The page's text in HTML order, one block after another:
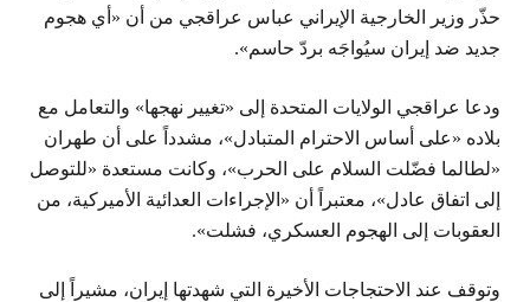
حذّر وزير الخارجية الإيراني عباس عراقجي من أن «أي هجوم
جديد ضد إيران سيُواجَه بردّ حاسم».
ودعا عراقجي الولايات المتحدة إلى «تغيير نهجها» والتعامل مع
بلاده «على أساس الاحترام المتبادل»، مشدداً على أن طهران
«لطالما فضّلت السلام على الحرب»، وكانت مستعدة «للتوصل
إلى اتفاق عادل»، معتبراً أن «الإجراءات العدائية الأميركية، من
العقوبات إلى الهجوم العسكري، فشلت».
وتوقف عند الاحتجاجات الأخيرة التي شهدتها إيران، مشيراً إلى